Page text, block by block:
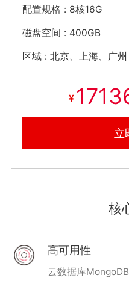
配置规格 8核16G
磁盘空间 400GB
区域 北京、上海、广州
¥
立
核
高可用性
云数据库